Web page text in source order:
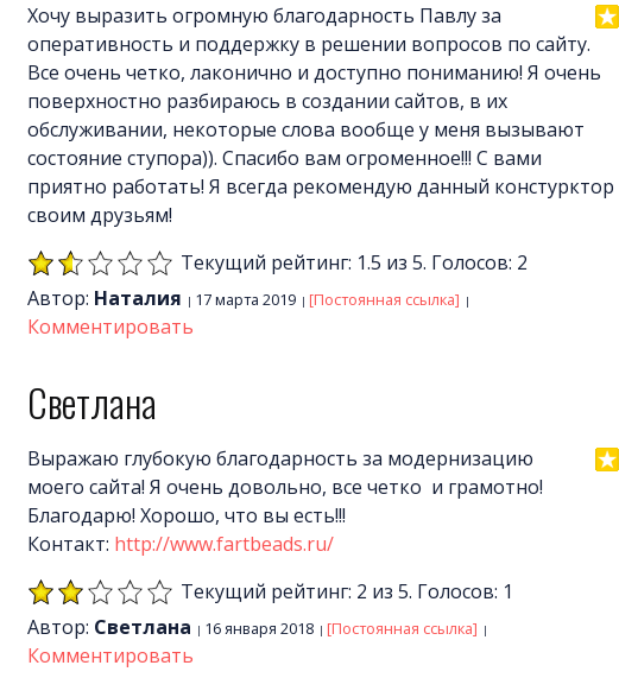
Хочу выразить огромную благодарность Павлу за
оперативность и поддержку в решении вопросов по сайту.
Все очень четко, лаконично и доступно пониманию! Я очень
поверхностно разбираюсь в создании сайтов, в их
обслуживании, некоторые слова вообще у меня вызывают
состояние ступора)). Спасибо вам огроменное!!! С вами
приятно работать! Я всегда рекомендую данный констурктор
своим друзьям!
Текущий рейтинг: 1.5 из 5. Голосов: 2
Автор: Наталия 17 марта 2019 [Постоянная ссылка]
Комментировать
Светлана
Выражаю глубокую благодарность за модернизацию
моего сайта! Я очень довольно, все четко и грамотно!
Благодарю! Хорошо, что вы есть!!!
Контакт: http://www.fartbeads.ru/
Текущий рейтинг: 2 из 5. Голосов: 1
Автор: Светлана 16 января 2018 [Постоянная ссылка]
Комментировать